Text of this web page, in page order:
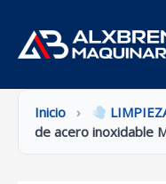
contenido
Inicio ›
de acero inoxidable